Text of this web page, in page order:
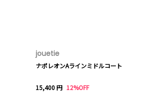
jouetie
ナポレオンAラインミドルコート
15,400 円 12%OFF